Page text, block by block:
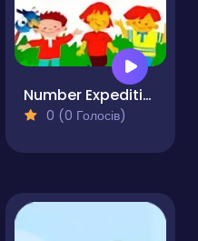
Number Expedition Math Adventures
0 (0 Голосів)